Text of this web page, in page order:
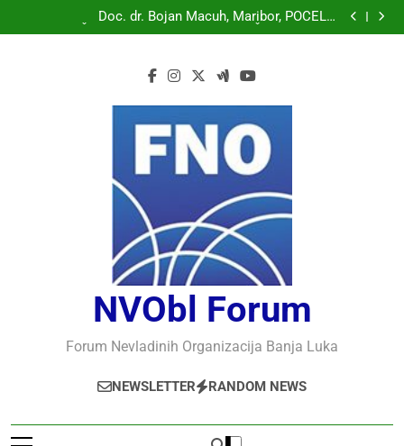
SLOVENAČKOM PARLAMENTU
Doc. dr. Bojan Macuh, Maribor, POČELO
OBILJEŽAVANJE 30 GODINA USPJEŠNOG RADA I
Prof.dr Vaso Bojanić, MOGU LI KOMPJUTERI POSTATI
Doc. dr. Bojan Macuh, Maribor, POLITIČKA KRIZA U
SLOVENAČKOM PARLAMENTU
Doc. dr. Bojan Macuh, Maribor, POČELO
RAZVOJA DEFENDOLOGIJE – POGLED IZ SLOVENIJE
AUTORITARNO LUDILO
NVObl Forum
Forum Nevladinih Organizacija Banja Luka
NEWSLETTER RANDOM NEWS